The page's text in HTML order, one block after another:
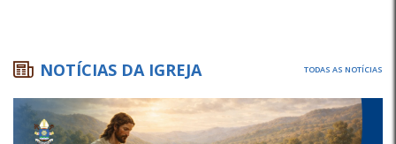
NOTÍCIAS DA IGREJA TODAS AS NOTÍCIAS